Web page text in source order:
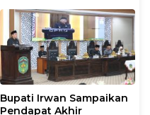
Bupati Irwan Sampaikan
Pendapat Akhir